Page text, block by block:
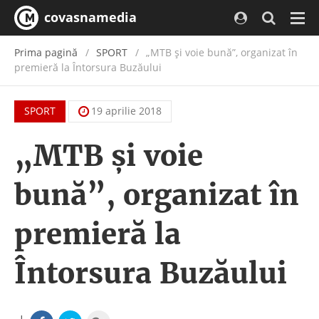
covasnamedia
Prima pagină SPORT
„MTB și voie bună”, organizat în
premieră la Întorsura Buzăului
SPORT 19 aprilie 2018
„MTB și voie
bună”, organizat în
premieră la
Întorsura Buzăului